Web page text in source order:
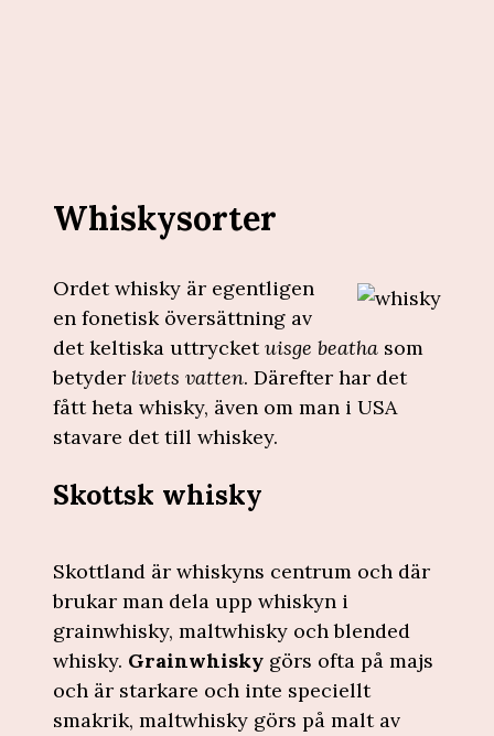
Whiskysorter
Ordet whisky är egentligen
en fonetisk översättning av
det keltiska uttrycketuisge beatha som
betyder livets vatten. Därefter har det
fått heta whisky, även om man i USA
stavare det till whiskey.
Skottsk whisky
Skottland är whiskyns centrum och där
brukar man dela upp whiskyn i
grainwhisky, maltwhisky och blended
whisky. Grainwhisky görs ofta på majs
och är starkare och inte speciellt
smakrik, maltwhisky görs på malt av